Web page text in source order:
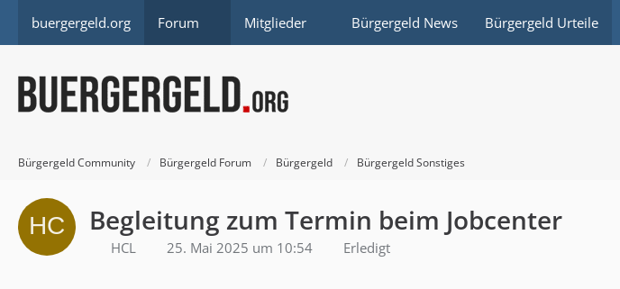
buergergeld.org Forum Mitglieder Bürgergeld News Bürgergeld Urteile
Bürgergeld Community Bürgergeld Forum Bürgergeld Bürgergeld Sonstiges
Begleitung zum Termin beim Jobcenter
HCL 25. Mai 2025 um 10:54 Erledigt